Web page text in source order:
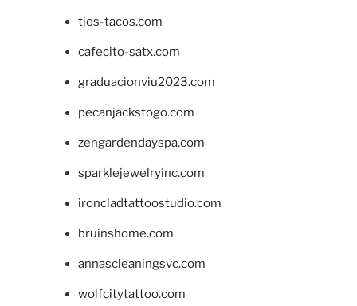
tios-tacos.com
cafecito-satx.com
graduacionviu2023.com
pecanjackstogo.com
zengardendayspa.com
sparklejewelryinc.com
ironcladtattoostudio.com
bruinshome.com
annascleaningsvc.com
wolfcitytattoo.com